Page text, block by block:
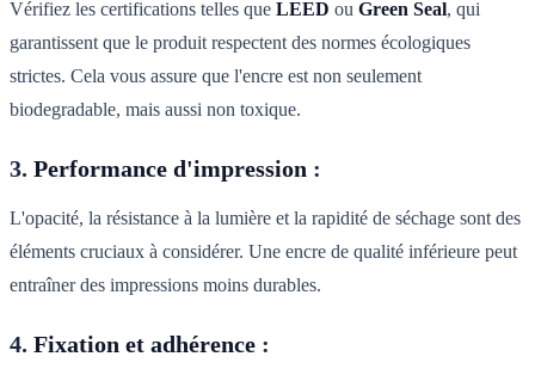
Vérifiez les certifications telles que LEED ou Green Seal, qui
garantissent que le produit respectent des normes écologiques
strictes. Cela vous assure que l'encre est non seulement
biodegradable, mais aussi non toxique.
3. Performance d'impression :
L'opacité, la résistance à la lumière et la rapidité de séchage sont des
éléments cruciaux à considérer. Une encre de qualité inférieure peut
entraîner des impressions moins durables.
4. Fixation et adhérence :